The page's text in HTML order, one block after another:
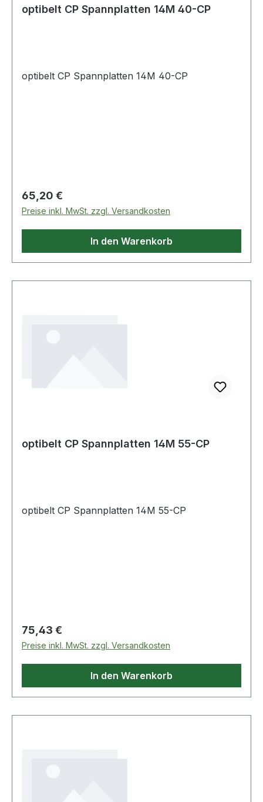
optibelt CP Spannplatten 14M 40-CP
optibelt CP Spannplatten 14M 40-CP
Regulärer Preis:
65,20 €
Preise inkl. MwSt. zzgl. Versandkosten
In den Warenkorb
optibelt CP Spannplatten 14M 55-CP
optibelt CP Spannplatten 14M 55-CP
Regulärer Preis:
75,43 €
Preise inkl. MwSt. zzgl. Versandkosten
In den Warenkorb